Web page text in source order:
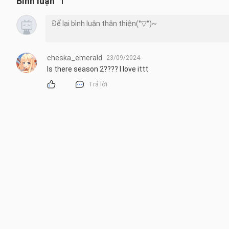
cheska_emerald 23/09/2024
Is there season 2???? I love ittt
Trả lời